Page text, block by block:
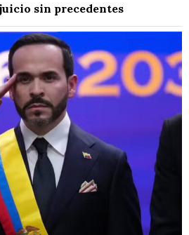
sin precedentes